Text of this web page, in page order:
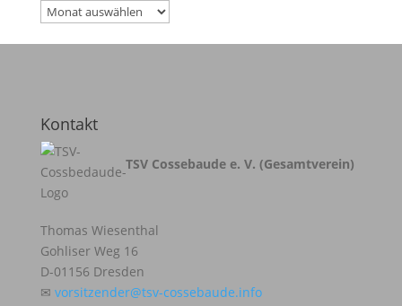
Archiv
Kontakt
TSV Cossebaude e. V. (Gesamtverein)
Thomas Wiesenthal
Gohliser Weg 16
D-01156 Dresden
✉ vorsitzender@tsv-cossebaude.info